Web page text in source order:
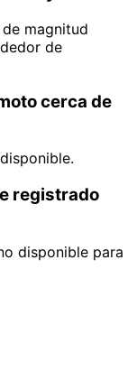
magnitud
de
cerca de
registrado
disponible para